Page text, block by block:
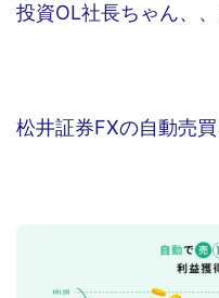
投資OL社長ちゃん、、
松井証券FXの自動売買